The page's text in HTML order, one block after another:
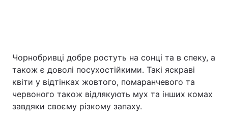
Чорнобривці добре ростуть на сонці та в спеку, а
також є доволі посухостійкими. Такі яскраві
квіти у відтінках жовтого, помаранчевого та
червоного також відлякують мух та інших комах
завдяки своєму різкому запаху.